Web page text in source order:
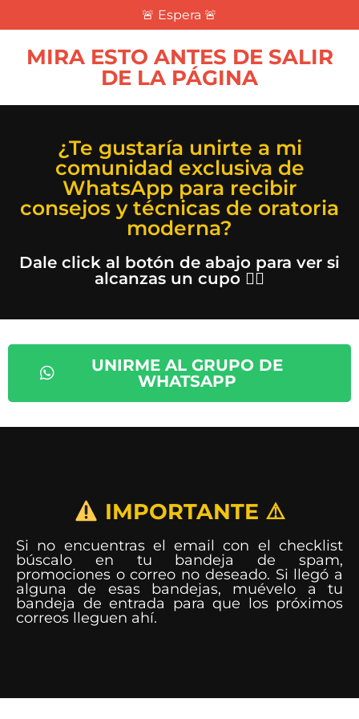
🚨 Espera 🚨
MIRA ESTO ANTES DE SALIR
DE LA PÁGINA
¿Te gustaría unirte a mi
comunidad exclusiva de
WhatsApp para recibir
consejos y técnicas de oratoria
moderna?
Dale click al botón de abajo para ver si
alcanzas un cupo 👇🏽
UNIRME AL GRUPO DE
WHATSAPP
IMPORTANTE ⚠️
Si no encuentras el email con el checklist
búscalo en tu bandeja de spam,
promociones o correo no deseado. Si llegó a
alguna de esas bandejas, muévelo a tu
bandeja de entrada para que los próximos
correos lleguen ahí.